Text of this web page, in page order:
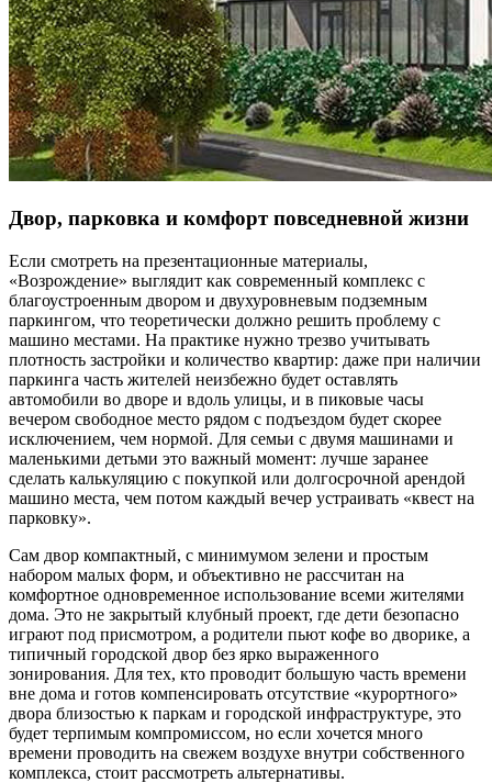
Двор, парковка и комфорт повседневной жизни
Если смотреть на презентационные материалы,
«Возрождение» выглядит как современный комплекс с
благоустроенным двором и двухуровневым подземным
паркингом, что теоретически должно решить проблему с
машино местами. На практике нужно трезво учитывать
плотность застройки и количество квартир: даже при наличии
паркинга часть жителей неизбежно будет оставлять
автомобили во дворе и вдоль улицы, и в пиковые часы
вечером свободное место рядом с подъездом будет скорее
исключением, чем нормой. Для семьи с двумя машинами и
маленькими детьми это важный момент: лучше заранее
сделать калькуляцию с покупкой или долгосрочной арендой
машино места, чем потом каждый вечер устраивать «квест на
парковку».
Сам двор компактный, с минимумом зелени и простым
набором малых форм, и объективно не рассчитан на
комфортное одновременное использование всеми жителями
дома. Это не закрытый клубный проект, где дети безопасно
играют под присмотром, а родители пьют кофе во дворике, а
типичный городской двор без ярко выраженного
зонирования. Для тех, кто проводит большую часть времени
вне дома и готов компенсировать отсутствие «курортного»
двора близостью к паркам и городской инфраструктуре, это
будет терпимым компромиссом, но если хочется много
времени проводить на свежем воздухе внутри собственного
комплекса, стоит рассмотреть альтернативы.